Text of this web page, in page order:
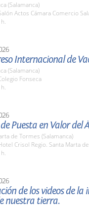
(Salamanca)
Actos Cámara Comercio
Internacional de
(Salamanca)
Fonseca
Puesta en Valor del
de Tormes (Salamanca)
Crisol Regio. Santa Marta
de los videos de
nuestra tierra.